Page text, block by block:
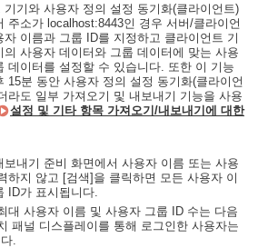
기기와 사용자 정의 설정 동기화(클라이언트)
주소가 localhost:8443인 경우 서버/클라이언
자 이름과 그룹 ID를 지정하고 클라이언트 기
의 사용자 데이터와 그룹 데이터에 맞는 사용
데이터를 설정할 수 있습니다. 또한 이 기능
15분 동안 사용자 정의 설정 동기화(클라이언
라도 일부 가져오기 및 내보내기 기능을 사용
설정 및 기타 항목 가져오기/내보내기에 대한
보내기 준비 화면에서 사용자 이름 또는 사용
하지 않고 [검색]을 클릭하면 모든 사용자 이
ID가 표시됩니다.
대 사용자 이름 및 사용자 그룹 ID 수는 다음
패널 디스플레이를 통해 로그인한 사용자는
.